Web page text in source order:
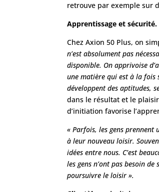
retrouve par exemple sur
Apprentissage et sécurité.
Chez Axion 50 Plus, on
n’est absolument pas
disponible. On apprivoise
une matière qui est à la fois
développent des aptitudes,
dans le résultat et le
d’initiation favorise
« Parfois, les gens prennent
à leur nouveau loisir.
idées entre nous. C’est
les gens n’ont pas besoin
poursuivre le loisir ».